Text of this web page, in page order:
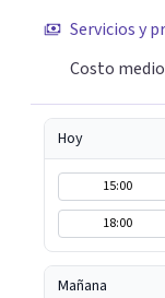
Servicios y
Costo
Hoy
15:00
18:00
Mañana